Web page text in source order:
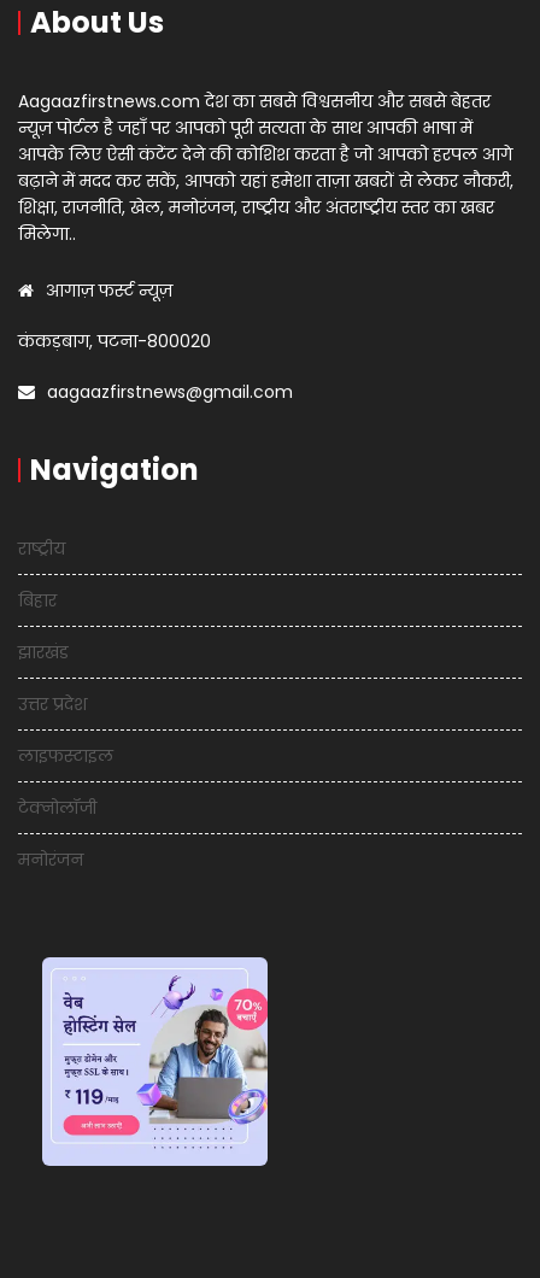
About Us
Aagaazfirstnews.com देश का सबसे विश्वसनीय और सबसे बेहतर
न्यूज़ पोर्टल है जहाँ पर आपको पूरी सत्यता के साथ आपकी भाषा में
आपके लिए ऐसी कंटेंट देने की कोशिश करता है जो आपको हरपल आगे
बढ़ाने में मदद कर सकें, आपको यहां हमेशा ताज़ा खबरों से लेकर नौकरी,
शिक्षा, राजनीति, खेल, मनोरंजन, राष्ट्रीय और अंतराष्ट्रीय स्तर का खबर
मिलेगा..
आगाज़ फर्स्ट न्यूज़
कंकड़बाग, पटना-800020
aagaazfirstnews@gmail.com
Navigation
राष्ट्रीय
बिहार
झारखंड
उत्तर प्रदेश
लाइफस्टाइल
टेक्नोलॉजी
मनोरंजन